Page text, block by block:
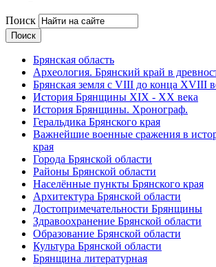
Поиск
Брянская область
Археология. Брянский край в
Брянская земля с VIII до конца XVIII
История Брянщины XIX - XX века
История Брянщины. Хронограф.
Геральдика Брянского края
Важнейшие военные сражения в
края
Города Брянской области
Районы Брянской области
Населённые пункты Брянского края
Архитектура Брянской области
Достопримечательности Брянщины
Здравоохранение Брянской области
Образование Брянской области
Культура Брянской области
Брянщина литературная